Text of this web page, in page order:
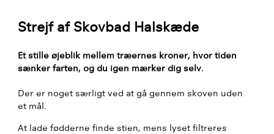
Strejf af Skovbad Halskæde
Et stille øjeblik mellem træernes kroner, hvor tiden
sænker farten, og du igen mærker dig selv.
Der er noget særligt ved at gå gennem skoven uden
et mål.
At lade fødderne finde stien, mens lyset filtreres